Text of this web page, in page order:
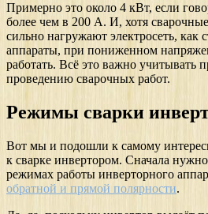
Примерно это около 4 кВт, если
более чем в 200 А. И, хотя
сильно нагружают электросеть, как
аппараты, при пониженном
работать. Всё это важно учитывать
проведению сварочных работ.
Режимы сварки
Вот мы и подошли к самому
к сварке инвертором. Сначала
режимах работы инверторного
обратной и прямой полярности.